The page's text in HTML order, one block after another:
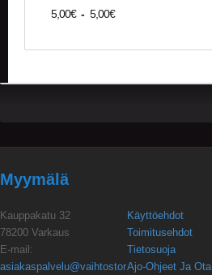
5,00€ - 5,00€
Myymälä
Kauppakatu 32
78200 Varkaus
E-mail:
asiakaspalvelu@vaihtostor
Käyttöehdot
Toimitusehdot
Tietosuoja
Ajo-Ohjeet Ja Ota